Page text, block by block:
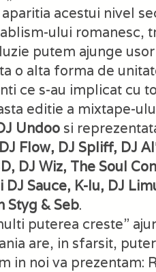
acestui nivel
ului romanesc,
putem ajunge
o alta forma de
ce s-au implicat cu
editie a mixtape-
Undoo si
DJ Flow, DJ Spliff, DJ
DJ Wiz, The Soul
DJ Sauce, K-lu, DJ
Styg & Seb.
puterea creste”
are, in sfarsit,
in noi va prezentam: